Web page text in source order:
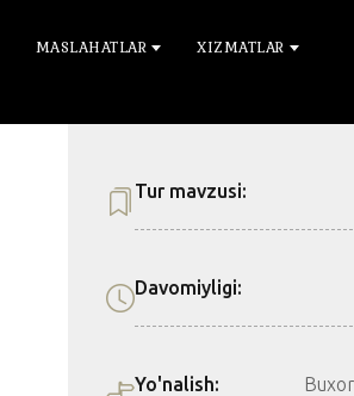
MASLAHATLAR XIZMATLAR
Tur mavzusi:
Davomiyligi:
Yo'nalish: